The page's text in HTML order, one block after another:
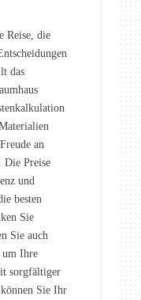
Reise, die
das
an
Die Preise
und
besten
Sie
Sie auch
um Ihre
sorgfältiger
Sie Ihr